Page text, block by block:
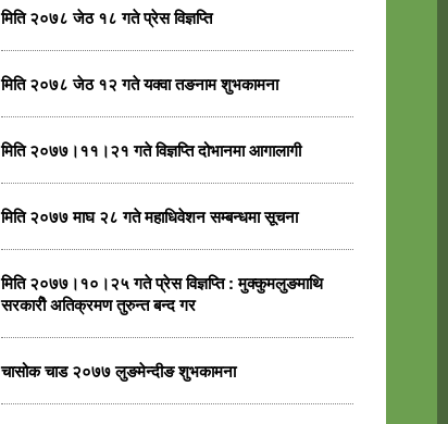
मिति २०७८ जेठ १८ गते प्रेस विज्ञप्ति
मिति २०७८ जेठ १२ गते यक्वा तङनाम शुभकामना
मिति २०७७।११।२१ गते विज्ञप्ति दोभानमा आगालागी
मिति २०७७ माघ २८ गते महाधिवेशन सम्बन्धमा सूचना
मिति २०७७।१०।२५ गते प्रेस विज्ञप्ति : मुक्कुमलुङमाथि
सरकारीे अतिक्रमण तुरुन्त बन्द गर
चासोक चाड २०७७ लुङमेन्दीङ शुभकामना